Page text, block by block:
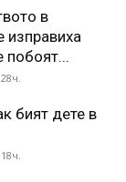
в
побоят...
бият дете в